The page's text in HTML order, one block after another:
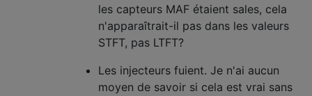
les capteurs MAF étaient sales, cela
n'apparaîtrait-il pas dans les valeurs
STFT, pas LTFT?
Les injecteurs fuient. Je n'ai aucun
moyen de savoir si cela est vrai sans